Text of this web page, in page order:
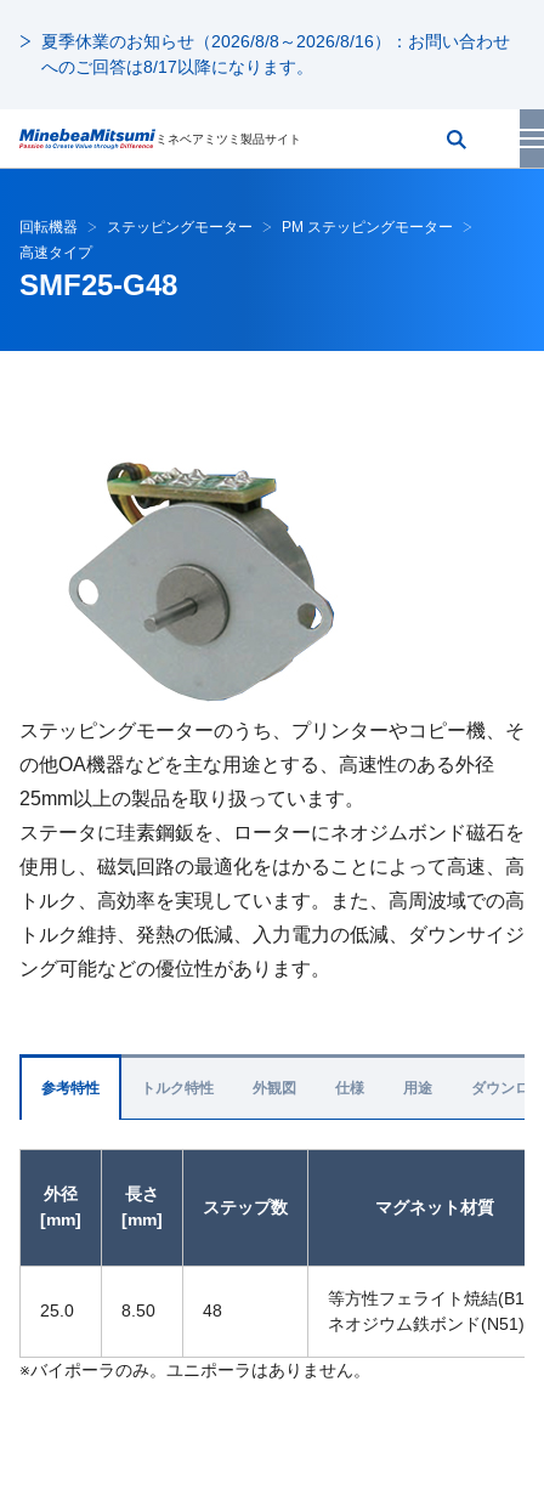
夏季休業のお知らせ（2026/8/8～2026/8/16）：お問い合わせ
へのご回答は8/17以降になります。
ミネベアミツミ製品サイト
回転機器 ステッピングモーター
PM ステッピングモーター
高速タイプ
SMF25-G48
ステッピングモーターのうち、プリンターやコピー機、そ
の他OA機器などを主な用途とする、高速性のある外径
25mm以上の製品を取り扱っています。
ステータに珪素鋼鈑を、ローターにネオジムボンド磁石を
使用し、磁気回路の最適化をはかることによって高速、高
トルク、高効率を実現しています。また、高周波域での高
トルク維持、発熱の低減、入力電力の低減、ダウンサイジ
ング可能などの優位性があります。
参考特性
外径
[mm]
長さ
[mm]
ステップ数 マグネット材質
25.0 8.50 48
等方性フェライト焼結(B13)
ネオジウム鉄ボンド(N51)
※バイポーラのみ。ユニポーラはありません。
トルク特性 外観図 仕様 用途 ダウンロ